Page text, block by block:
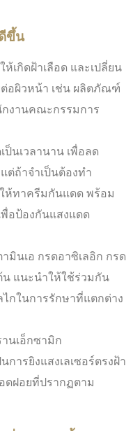
ขึ้น
กิดฝ้าเลือด และเปลี่ยน
อผิวหน้า เช่น ผลิตภัณฑ์
กงานคณะกรรมการ
ป็นเวลานาน เพื่อลด
ต่ถ้าจำเป็นต้องทำ
ห้ทาครีมกันแดด พร้อม
อป้องกันแสงแดด
มินเอ กรดอาซิเลอิก กรด
น แนะนำให้ใช้ร่วมกัน
กในการรักษาที่แตกต่าง
นเอ็กซามิก
การยิงแสงเลเซอร์ตรงฝ้า
ดฝอยที่ปรากฏตาม